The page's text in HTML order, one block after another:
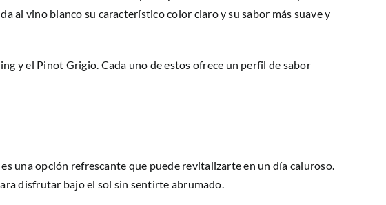
al vino blanco su característico color claro y su sabor más suave y
y el Pinot Grigio. Cada uno de estos ofrece un perfil de sabor
una opción refrescante que puede revitalizarte en un día caluroso.
disfrutar bajo el sol sin sentirte abrumado.